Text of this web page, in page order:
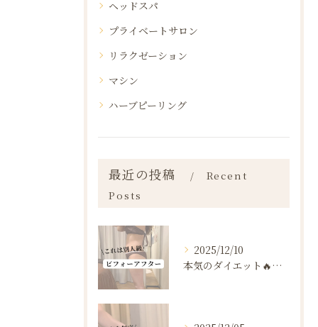
ヘッドスパ
プライベートサロン
リラクゼーション
マシン
ハーブピーリング
最近の投稿
Recent
Posts
2025/12/10
本気のダイエット🔥🔥🔥